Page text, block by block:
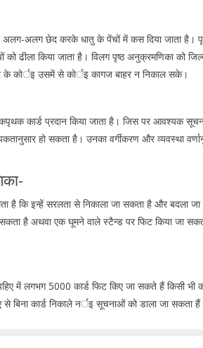
अलग छेद करके धातु के पेंचों में कस दिया जाता है।
ढीला किया जाता है। विलग पृष्ठ अनुक्रमणिका को
के कोर्इ उसमें से कोर्इ कागज बाहर न निकाल सके।
कार्ड प्रदान किया जाता है। जिस पर आवश्यक
हो सकता है। उनका वर्गीकरण और व्यवस्था
है कि इन्हें सरलता से निकाला जा सकता है और बदला
है अथवा एक घूमने वाले स्टैन्ड पर फिट किया जा
में लगभग 5000 कार्ड फिट किए जा सकते हैं किसी भी
से बिना कार्ड निकाले नर्इ सूचनाओं को डाला जा सकता